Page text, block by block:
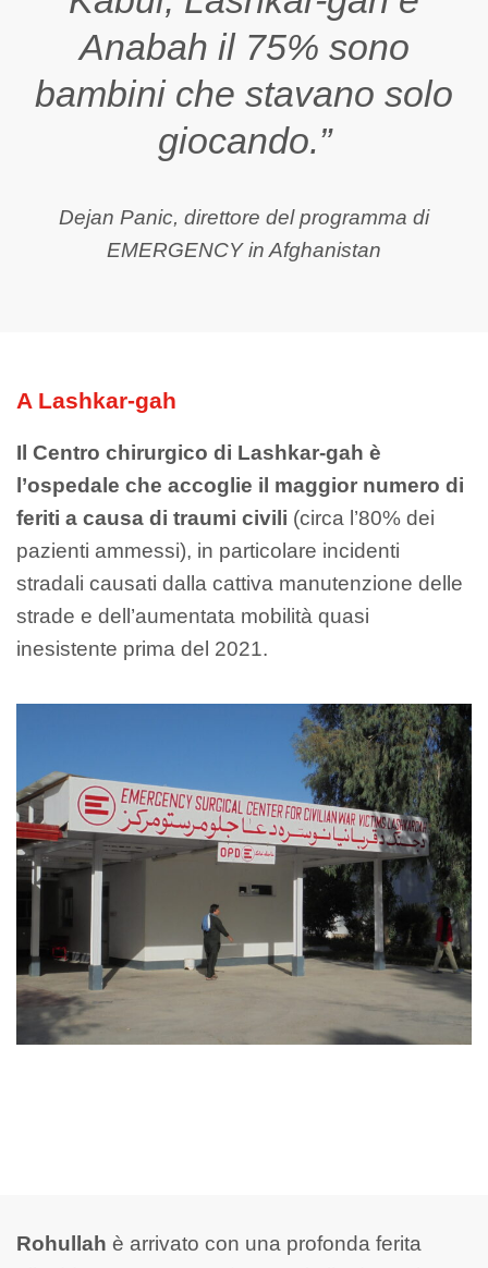
Anabah il 75% sono
bambini che stavano solo
giocando.”
Dejan Panic, direttore del programma di
EMERGENCY in Afghanistan
A Lashkar-gah
Il Centro chirurgico di Lashkar-gah è
l’ospedale che accoglie il maggior numero di
feriti a causa di traumi civili (circa l’80% dei
pazienti ammessi), in particolare incidenti
stradali causati dalla cattiva manutenzione delle
strade e dell’aumentata mobilità quasi
inesistente prima del 2021.
Rohullah è arrivato con una profonda ferita